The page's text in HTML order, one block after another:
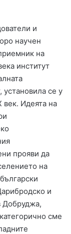
и
научен
на
институт
установила се у
век. Идеята на
прояви да
на
и
Добруджа,
сме